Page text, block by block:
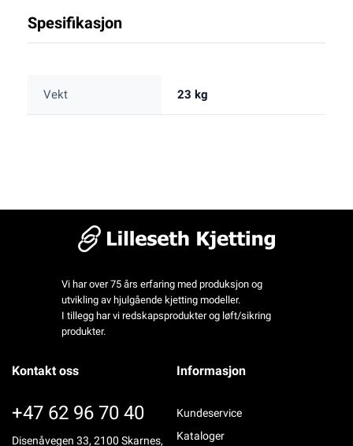
Spesifikasjon
Vekt 23 kg
Vi har over 75 års erfaring med produksjon og
utvikling av hjulgående kjetting modeller.
I tillegg har vi redskapsprodukter og løft/sikring
produkter.
Kontakt oss
+47 62 96 70 40
Disenåvegen 33, 2100 Skarnes,
Informasjon
Kundeservice
Kataloger